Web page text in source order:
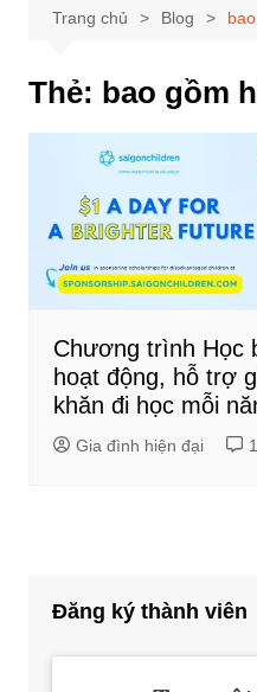
Trang chủ Blog
Thẻ: bao gồm
Chương trình Học
hoạt động, hỗ trợ
khăn đi học mỗi
Gia đình hiện đại 1
Đăng ký thành viên